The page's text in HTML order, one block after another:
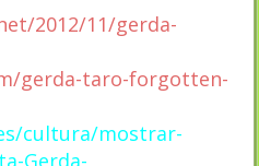
2012/11/gerda-
gerda-taro-forgotten-
cultura/mostrar-
Gerda-